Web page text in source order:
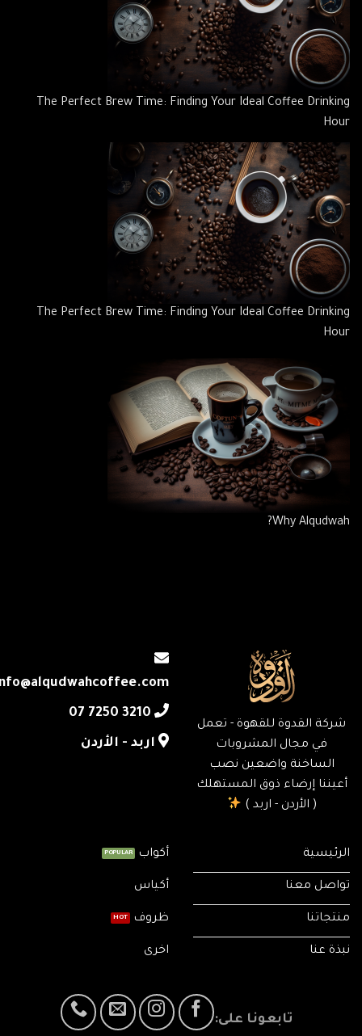
The Perfect Brew Time: Finding Your Ideal Coffee Drinking
Hour
The Perfect Brew Time: Finding Your Ideal Coffee Drinking
Hour
Why Alqudwah?
شركة القدوة للقهوة - تعمل
في مجال المشروبات
الساخنة واضعين نصب
أعيننا إرضاء ذوق المستهلك
( الأردن - اربد )
اربد - الأردن
الرئيسية
تواصل معنا
منتجاتنا
نبذة عنا
أكواب
أكياس
ظروف
اخرى
تابعونا على: